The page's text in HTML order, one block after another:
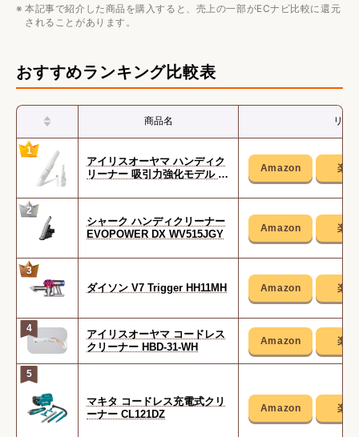
本記事で紹介した商品を購入すると、売上の一部がECナビ比較に還元
されることがあります。
おすすめランキング比較表
商品名 リン
1
アイリスオーヤマ ハンディク
リーナー 吸引力強化モデル H
2
シャーク ハンディクリーナー
EVOPOWER DX WV515JGY
3
ダイソン V7 Trigger HH11MH
4
アイリスオーヤマ コードレス
クリーナー HBD-31-WH
5
マキタ コードレス充電式クリ
ーナー CL121DZ